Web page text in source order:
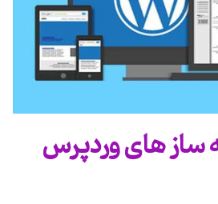
های وردپرس